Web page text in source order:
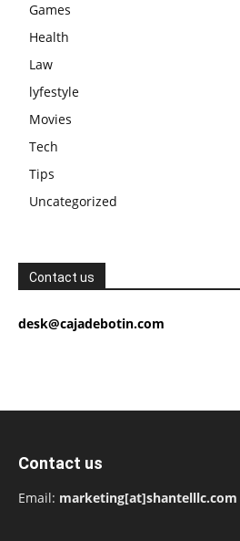
Games
Health
Law
lyfestyle
Movies
Tech
Tips
Uncategorized
Contact us
desk@cajadebotin.com
Contact us
Email: marketing[at]shantelllc.com